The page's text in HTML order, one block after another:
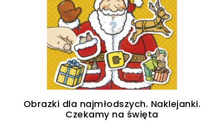
Obrazki dla najmłodszych. Naklejanki.
Czekamy na święta